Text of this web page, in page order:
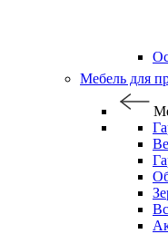
Мебель для